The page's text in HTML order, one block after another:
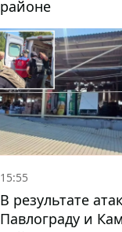
районе
15:55
В результате
Павлограду и